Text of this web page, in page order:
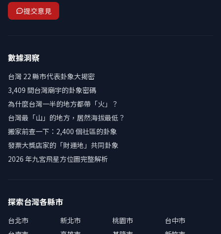
提交意見
數據洞察
台灣 22 縣市代表卦象大揭密
3,409 間台灣廟宇的卦象密碼
為什麼台灣一半的地方都帶「火」？
台灣最「山」的地方，居然海拔最低？
搬家前查一下：2,400 個社區的卦象
發票大獎店家的「財運地」共同卦象
2026 年九宮飛星方位圖完整解析
探索台灣各縣市
台北市 新北市 桃園市
台中市